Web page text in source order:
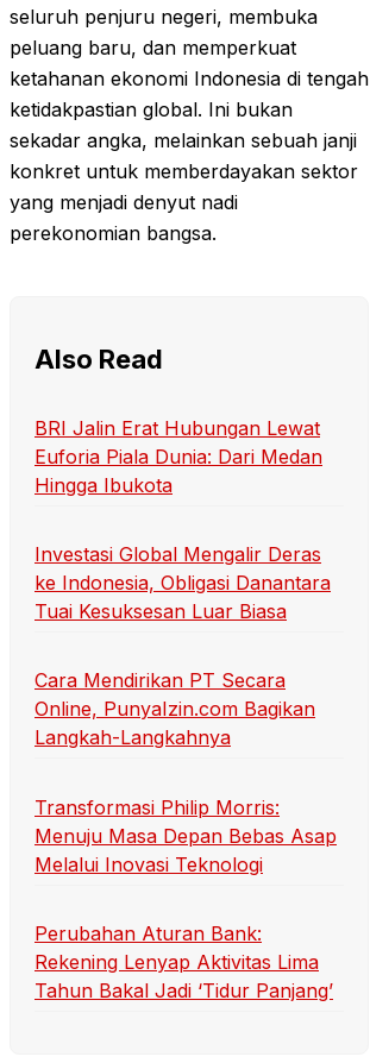
seluruh penjuru negeri, membuka
peluang baru, dan memperkuat
ketahanan ekonomi Indonesia di tengah
ketidakpastian global. Ini bukan
sekadar angka, melainkan sebuah janji
konkret untuk memberdayakan sektor
yang menjadi denyut nadi
perekonomian bangsa.
Also Read
BRI Jalin Erat Hubungan Lewat
Euforia Piala Dunia: Dari Medan
Hingga Ibukota
Investasi Global Mengalir Deras
ke Indonesia, Obligasi Danantara
Tuai Kesuksesan Luar Biasa
Cara Mendirikan PT Secara
Online, PunyaIzin.com Bagikan
Langkah-Langkahnya
Transformasi Philip Morris:
Menuju Masa Depan Bebas Asap
Melalui Inovasi Teknologi
Perubahan Aturan Bank:
Rekening Lenyap Aktivitas Lima
Tahun Bakal Jadi ‘Tidur Panjang’